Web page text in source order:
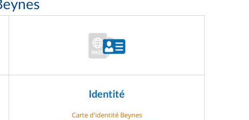
Identité
Carte d'identité Beynes